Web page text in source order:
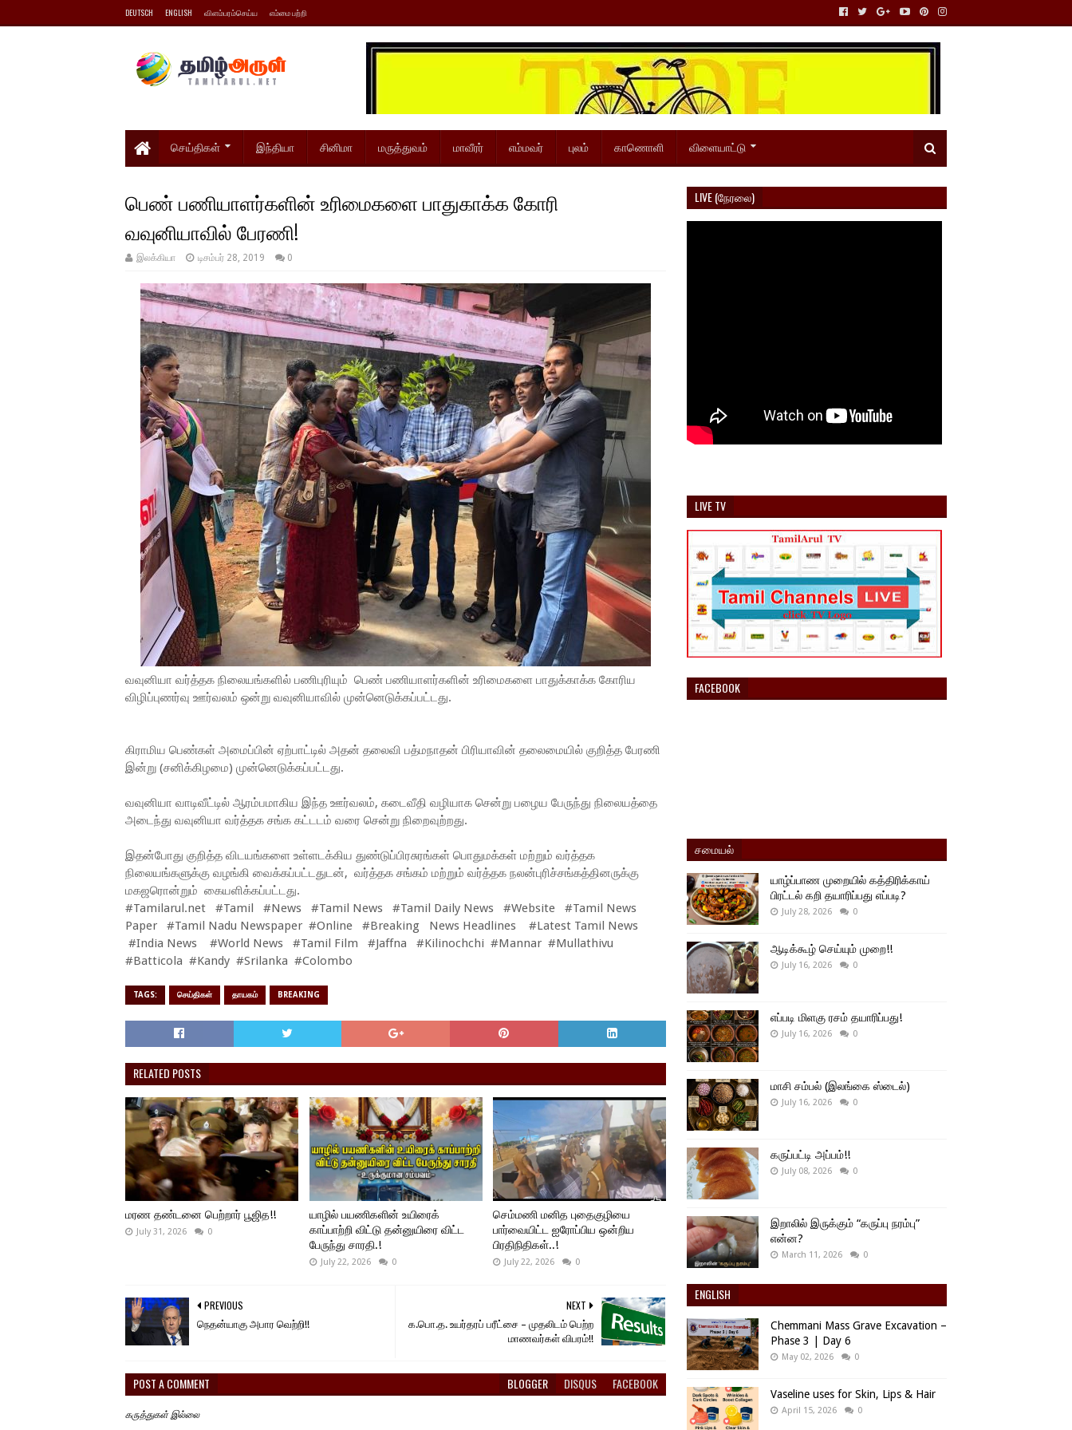
DEUTSCH ENGLISH விளம்பரம்செய்ய எம்மை பற்றி
செய்திகள் இந்தியா சினிமா மருத்துவம் மாவீரர் எம்மவர் புலம் காணொளி விளையாட்டு
பெண் பணியாளர்களின் உரிமைகளை பாதுகாக்க கோரி
வவுனியாவில் பேரணி!
இலக்கியா டிசம்பர் 28, 2019 0
வவுனியா வர்த்தக நிலையங்களில் பணிபுரியும் பெண் பணியாளர்களின் உரிமைகளை பாதுக்காக்க கோரிய
விழிப்புணர்வு ஊர்வலம் ஒன்று வவுனியாவில் முன்னெடுக்கப்பட்டது.
கிராமிய பெண்கள் அமைப்பின் ஏற்பாட்டில் அதன் தலைவி பத்மநாதன் பிரியாவின் தலைமையில் குறித்த பேரணி
இன்று (சனிக்கிழமை) முன்னெடுக்கப்பட்டது.
வவுனியா வாடிவீட்டில் ஆரம்பமாகிய இந்த ஊர்வலம், கடைவீதி வழியாக சென்று பழைய பேருந்து நிலையத்தை
அடைந்து வவுனியா வர்த்தக சங்க கட்டடம் வரை சென்று நிறைவுற்றது.
இதன்போது குறித்த விடயங்களை உள்ளடக்கிய துண்டுப்பிரசுரங்கள் பொதுமக்கள் மற்றும் வர்த்தக
நிலையங்களுக்கு வழங்கி வைக்கப்பட்டதுடன், வர்த்தக சங்கம் மற்றும் வர்த்தக நலன்புரிச்சங்கத்தினருக்கு
மகஜரொன்றும் கையளிக்கப்பட்டது.
#Tamilarul.net #Tamil #News #Tamil News #Tamil Daily News #Website #Tamil News
Paper #Tamil Nadu Newspaper #Online #Breaking News Headlines #Latest Tamil News
#India News #World News #Tamil Film #Jaffna #Kilinochchi #Mannar #Mullathivu
#Batticola #Kandy #Srilanka #Colombo
TAGS: செய்திகள் தாயகம் BREAKING
RELATED POSTS
மரண தண்டனை பெற்றார் பூஜித!!
July 31, 2026 0
யாழில் பயணிகளின் உயிரைக்
காப்பாற்றி விட்டு தன்னுயிரை விட்ட
பேருந்து சாரதி.!
July 22, 2026 0
செம்மணி மனித புதைகுழியை
பார்வையிட்ட ஐரோப்பிய ஒன்றிய
பிரதிநிதிகள்..!
July 22, 2026 0
NEXT
க.பொ.த. உயர்தரப் பரீட்சை – முதலிடம் பெற்ற
மாணவர்கள் விபரம்!!
PREVIOUS
நெதன்யாகு அபார வெற்றி!!
POST A COMMENT BLOGGER DISQUS FACEBOOK
கருத்துகள் இல்லை
LIVE (நேரலை)
LIVE TV
FACEBOOK
சமையல்
யாழ்ப்பாண முறையில் கத்திரிக்காய்
பிரட்டல் கறி தயாரிப்பது எப்படி?
July 28, 2026 0
ஆடிக்கூழ் செய்யும் முறை!!
July 16, 2026 0
எப்படி மிளகு ரசம் தயாரிப்பது!
July 16, 2026 0
மாசி சம்பல் (இலங்கை ஸ்டைல்)
July 16, 2026 0
கருப்பட்டி அப்பம்!!
July 08, 2026 0
இறாலில் இருக்கும் “கருப்பு நரம்பு”
என்ன?
March 11, 2026 0
ENGLISH
Chemmani Mass Grave Excavation –
Phase 3 | Day 6
May 02, 2026 0
Vaseline uses for Skin, Lips & Hair
April 15, 2026 0